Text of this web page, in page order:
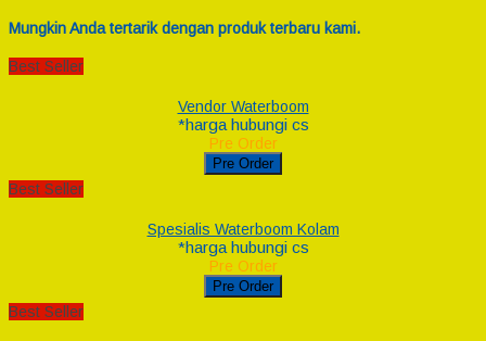
Mungkin Anda tertarik dengan produk terbaru kami.
Best Seller
Vendor Waterboom
*harga hubungi cs
Pre Order
Pre Order
Best Seller
Spesialis Waterboom Kolam
*harga hubungi cs
Pre Order
Pre Order
Best Seller